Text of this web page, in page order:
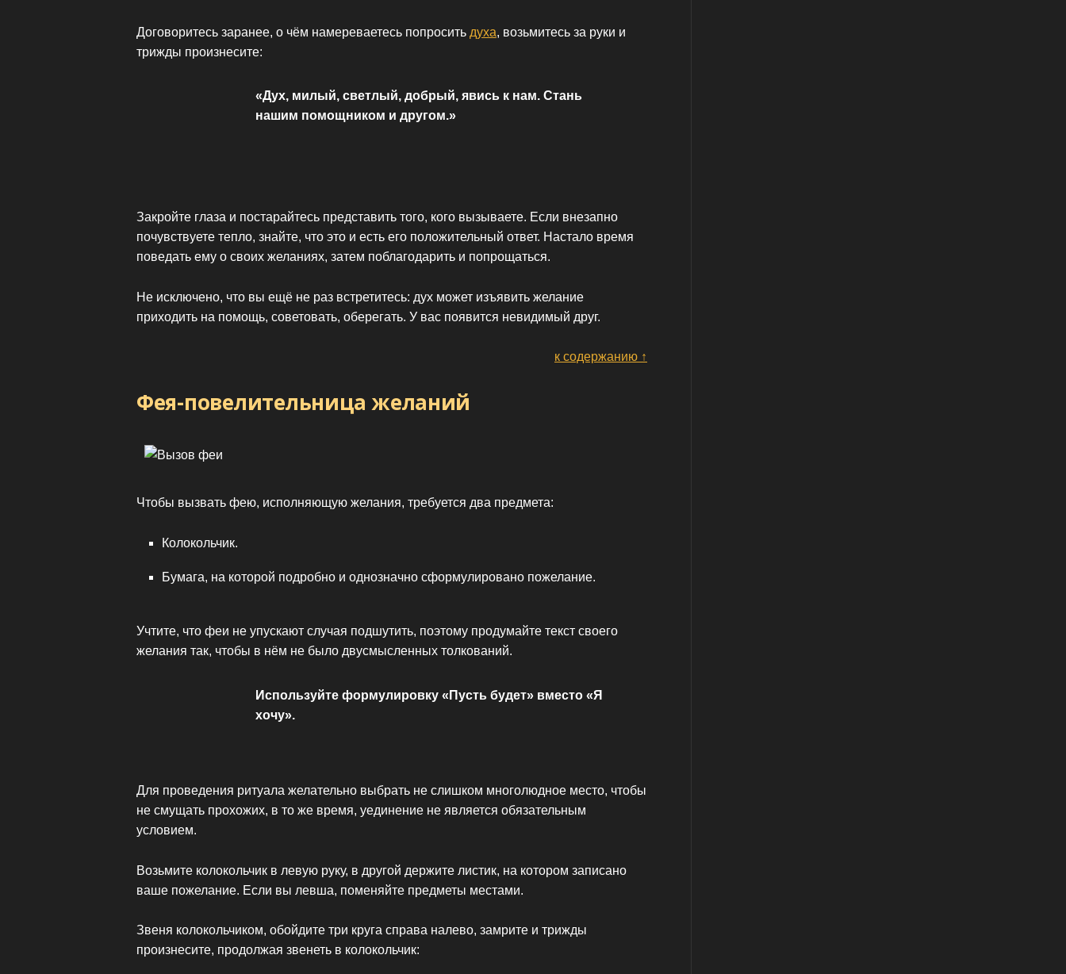
Договоритесь заранее, о чём намереваетесь попросить духа, возьмитесь за руки и
трижды произнесите:
«Дух, милый, светлый, добрый, явись к нам. Стань
нашим помощником и другом.»
Закройте глаза и постарайтесь представить того, кого вызываете. Если внезапно
почувствуете тепло, знайте, что это и есть его положительный ответ. Настало время
поведать ему о своих желаниях, затем поблагодарить и попрощаться.
Не исключено, что вы ещё не раз встретитесь: дух может изъявить желание
приходить на помощь, советовать, оберегать. У вас появится невидимый друг.
к содержанию ↑
Фея-повелительница желаний
Чтобы вызвать фею, исполняющую желания, требуется два предмета:
Колокольчик.
Бумага, на которой подробно и однозначно сформулировано пожелание.
Учтите, что феи не упускают случая подшутить, поэтому продумайте текст своего
желания так, чтобы в нём не было двусмысленных толкований.
Используйте формулировку «Пусть будет» вместо «Я
хочу».
Для проведения ритуала желательно выбрать не слишком многолюдное место, чтобы
не смущать прохожих, в то же время, уединение не является обязательным
условием.
Возьмите колокольчик в левую руку, в другой держите листик, на котором записано
ваше пожелание. Если вы левша, поменяйте предметы местами.
Звеня колокольчиком, обойдите три круга справа налево, замрите и трижды
произнесите, продолжая звенеть в колокольчик: